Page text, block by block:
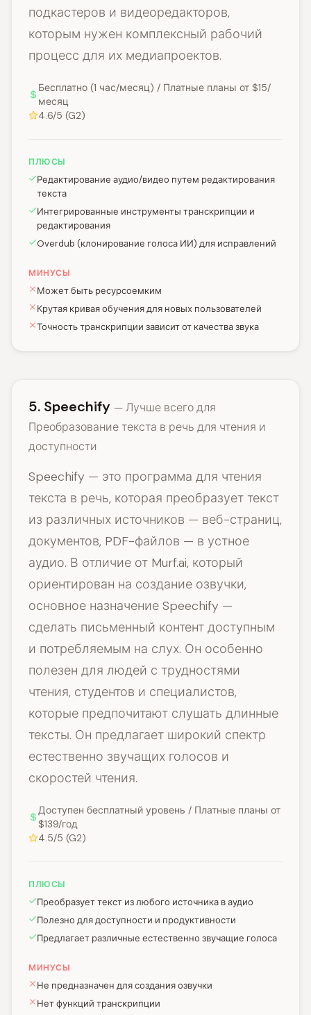
подкастеров и видеоредакторов,
которым нужен комплексный рабочий
процесс для их медиапроектов.
Бесплатно (1 час/месяц) / Платные планы от $15/
месяц
4.6/5 (G2)
ПЛЮСЫ
Редактирование аудио/видео путем редактирования
текста
Интегрированные инструменты транскрипции и
редактирования
Overdub (клонирование голоса ИИ) для исправлений
МИНУСЫ
Может быть ресурсоемким
Крутая кривая обучения для новых пользователей
Точность транскрипции зависит от качества звука
5. Speechify — Лучше всего для
Преобразование текста в речь для чтения и
доступности
Speechify — это программа для чтения
текста в речь, которая преобразует текст
из различных источников — веб-страниц,
документов, PDF-файлов — в устное
аудио. В отличие от Murf.ai, который
ориентирован на создание озвучки,
основное назначение Speechify —
сделать письменный контент доступным
и потребляемым на слух. Он особенно
полезен для людей с трудностями
чтения, студентов и специалистов,
которые предпочитают слушать длинные
тексты. Он предлагает широкий спектр
естественно звучащих голосов и
скоростей чтения.
Доступен бесплатный уровень / Платные планы от
$139/год
4.5/5 (G2)
ПЛЮСЫ
Преобразует текст из любого источника в аудио
Полезно для доступности и продуктивности
Предлагает различные естественно звучащие голоса
МИНУСЫ
Не предназначен для создания озвучки
Нет функций транскрипции